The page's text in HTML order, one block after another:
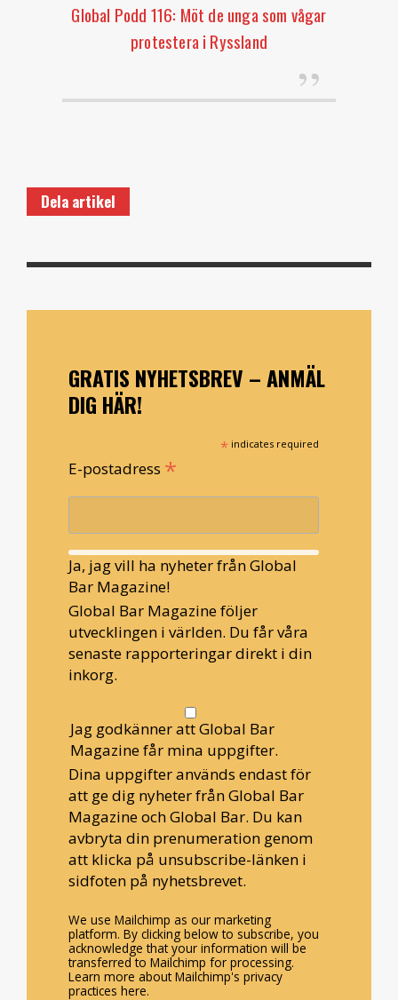
Global Podd 116: Möt de unga som vågar
protestera i Ryssland
Dela artikel
GRATIS NYHETSBREV – ANMÄL
DIG HÄR!
* indicates required
E-postadress *
Ja, jag vill ha nyheter från Global
Bar Magazine!
Global Bar Magazine följer
utvecklingen i världen. Du får våra
senaste rapporteringar direkt i din
inkorg.
Jag godkänner att Global Bar
Magazine får mina uppgifter.
Dina uppgifter används endast för
att ge dig nyheter från Global Bar
Magazine och Global Bar. Du kan
avbryta din prenumeration genom
att klicka på unsubscribe-länken i
sidfoten på nyhetsbrevet.
We use Mailchimp as our marketing
platform. By clicking below to subscribe, you
acknowledge that your information will be
transferred to Mailchimp for processing.
Learn more about Mailchimp's privacy
practices here.